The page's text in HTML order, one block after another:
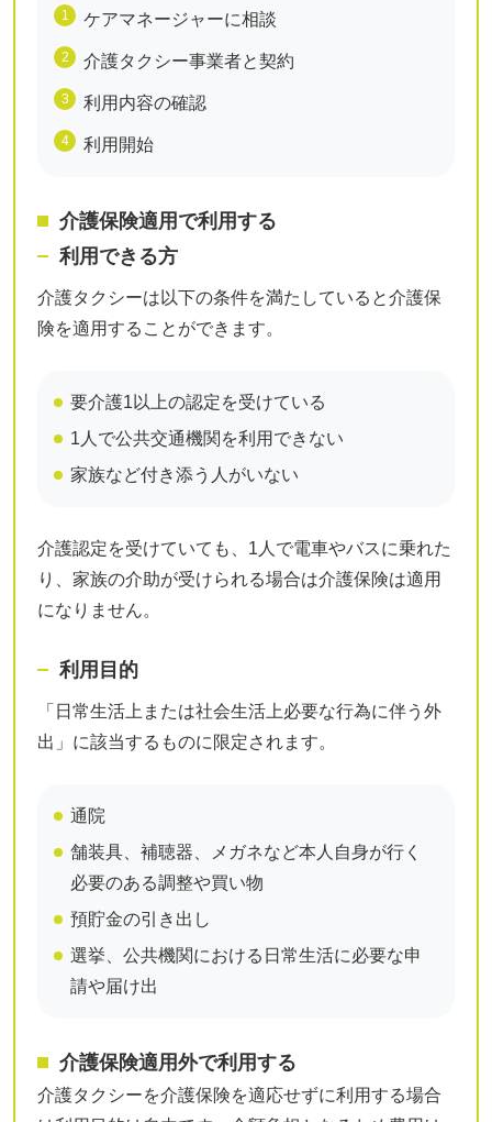
ケアマネージャーに相談
介護タクシー事業者と契約
利用内容の確認
利用開始
介護保険適用で利用する
利用できる方
介護タクシーは以下の条件を満たしていると介護保
険を適用することができます。
要介護1以上の認定を受けている
1人で公共交通機関を利用できない
家族など付き添う人がいない
介護認定を受けていても、1人で電車やバスに乗れた
り、家族の介助が受けられる場合は介護保険は適用
になりません。
利用目的
「日常生活上または社会生活上必要な行為に伴う外
出」に該当するものに限定されます。
通院
舗装具、補聴器、メガネなど本人自身が行く
必要のある調整や買い物
預貯金の引き出し
選挙、公共機関における日常生活に必要な申
請や届け出
介護保険適用外で利用する
介護タクシーを介護保険を適応せずに利用する場合